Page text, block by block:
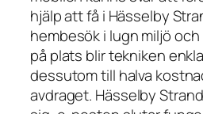
hjälp att få i Hässelby
hembesök i lugn miljö
på plats blir tekniken
dessutom till halva
avdraget. Hässelby